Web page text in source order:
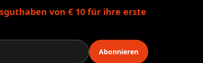
von € 10 für ihre erste
Abonnieren